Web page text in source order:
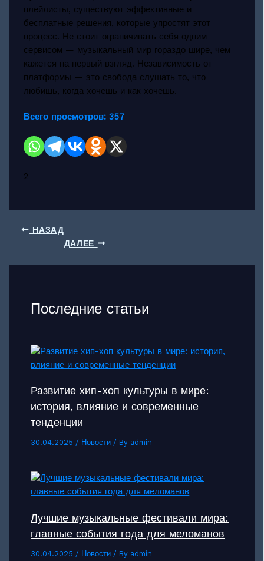
плейлисты, существуют эффективные и
бесплатные решения, которые упростят этот
процесс. Не стоит ограничивать себя одним
сервисом — музыкальный мир гораздо шире, чем
кажется на первый взгляд. Независимость от
платформы — это свобода слушать то, что
любишь, когда хочешь и как хочешь.
Всего просмотров: 357
2
НАЗАД
ДАЛЕЕ
Последние статьи
Развитие хип-хоп культуры в мире:
история, влияние и современные
тенденции
30.04.2025 / Новости / By admin
Лучшие музыкальные фестивали мира:
главные события года для меломанов
30.04.2025 / Новости / By admin